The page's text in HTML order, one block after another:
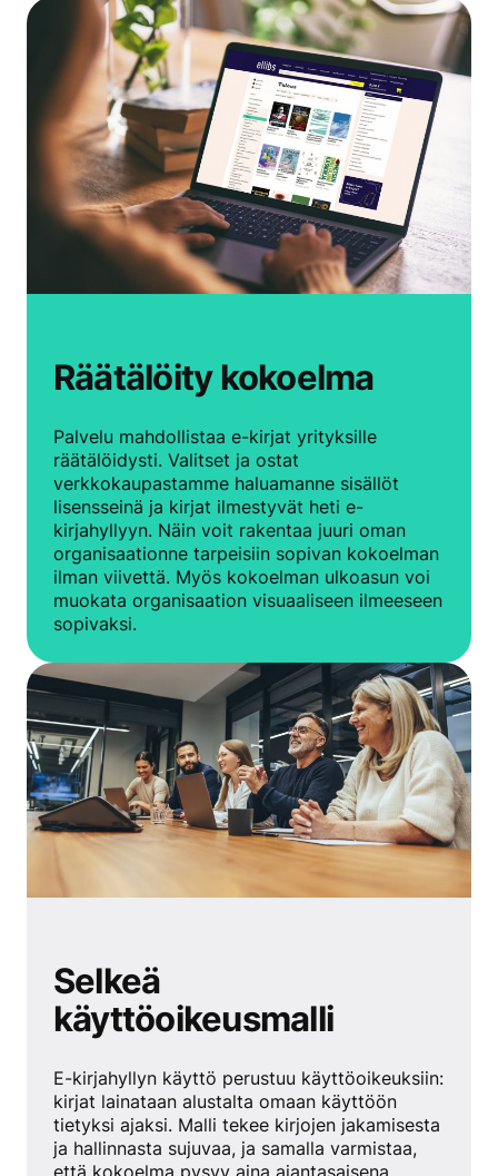
Räätälöity kokoelma
Palvelu mahdollistaa e-kirjat yrityksille
räätälöidysti. Valitset ja ostat
verkkokaupastamme haluamanne sisällöt
lisensseinä ja kirjat ilmestyvät heti e-
kirjahyllyyn. Näin voit rakentaa juuri oman
organisaationne tarpeisiin sopivan kokoelman
ilman viivettä. Myös kokoelman ulkoasun voi
muokata organisaation visuaaliseen ilmeeseen
sopivaksi.
Selkeä
käyttöoikeusmalli
E-kirjahyllyn käyttö perustuu käyttöoikeuksiin:
kirjat lainataan alustalta omaan käyttöön
tietyksi ajaksi. Malli tekee kirjojen jakamisesta
ja hallinnasta sujuvaa, ja samalla varmistaa,